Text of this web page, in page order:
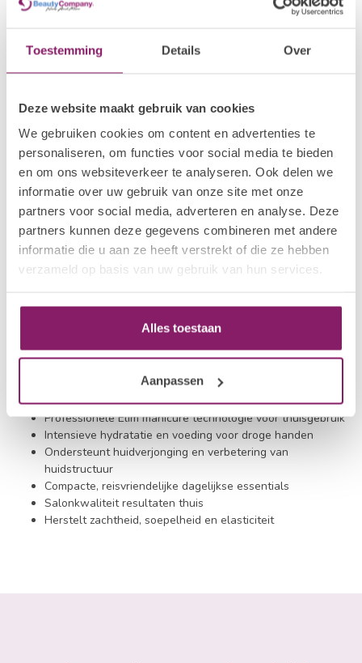
Toestemming Details Over
Deze website maakt gebruik van cookies
We gebruiken cookies om content en advertenties te
personaliseren, om functies voor social media te bieden
en om ons websiteverkeer te analyseren. Ook delen we
informatie over uw gebruik van onze site met onze
partners voor social media, adverteren en analyse. Deze
partners kunnen deze gegevens combineren met andere
informatie die u aan ze heeft verstrekt of die ze hebben
verzameld op basis van uw gebruik van hun services.
Alles toestaan
Aanpassen
gebaseerd op het bekende Elim manicure systeem. De MediHand
collectie brengt salonresultaten naar de dagelijkse
verzorgingsroutine en herstelt droge, vermoeide handen tot
zachte en jeugdige huid.
De formule combineert geavanceerde hydratatietechnologie
met actieve ingrediënten die de huidtextuur verbeteren, het
vochtgehalte herstellen en bijdragen aan een zichtbaar
verjongend effect. Elk product is ontwikkeld als dagelijks
handverzorging.
Ultra Rich Hand Therapy
Thermal Exfoliant, MediHand biedt alles om handen optimaal te
Belangrijkste voordelen van MediHand:
Professionele Elim manicure technologie voor thuisgebruik
Intensieve hydratatie en voeding voor droge handen
Ondersteunt huidverjonging en verbetering van
huidstructuur
Compacte, reisvriendelijke dagelijkse essentials
Salonkwaliteit resultaten thuis
Herstelt zachtheid, soepelheid en elasticiteit